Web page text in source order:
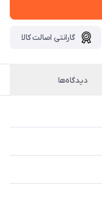
گارانتی اصالت کالا
دیدگاه‌ها